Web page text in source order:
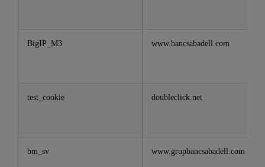
BigIP_M3 www.bancsabadell.com
test_cookie doubleclick.net
bm_sv www.grupbancsabadell.com